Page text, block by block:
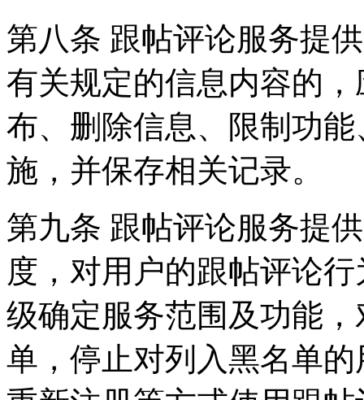
第八条 跟帖评论服务提
有关规定的信息内容的
布、删除信息、限制功
施，并保存相关记录。
第九条 跟帖评论服务提
度，对用户的跟帖评论
级确定服务范围及功能
单，停止对列入黑名单